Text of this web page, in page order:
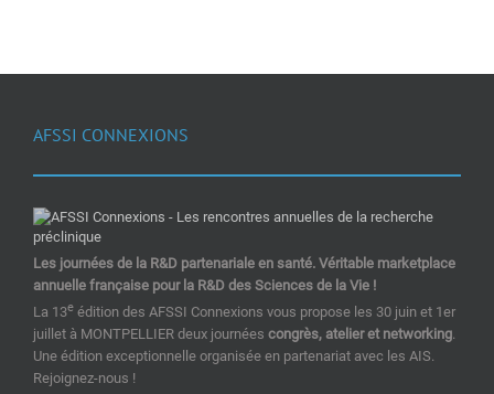
AFSSI CONNEXIONS
Les journées de la R&D partenariale en santé. Véritable marketplace
annuelle française pour la R&D des Sciences de la Vie !
La 13e édition des AFSSI Connexions vous propose les 30 juin et 1er
juillet à MONTPELLIER deux journées congrès, atelier et networking.
Une édition exceptionnelle organisée en partenariat avec les AIS.
Rejoignez-nous !